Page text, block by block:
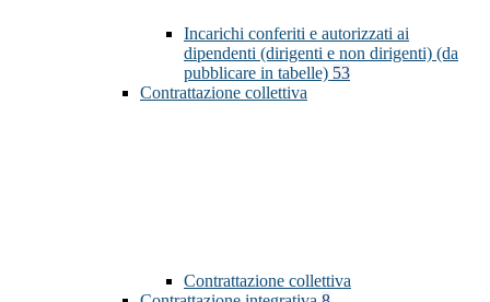
Incarichi conferiti e autorizzati ai
dipendenti (dirigenti e non dirigenti) (da
pubblicare in tabelle) 53
Contrattazione collettiva
Contrattazione collettiva